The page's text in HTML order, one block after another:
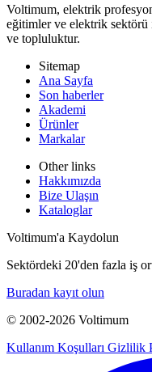
Voltimum, elektrik
eğitimler ve elektrik
ve topluluktur.
Sitemap
Ana Sayfa
Son haberler
Akademi
Ürünler
Markalar
Other links
Hakkımızda
Bize Ulaşın
Kataloglar
Voltimum'a Kaydolun
Sektördeki 20'den fazla iş
Buradan kayıt olun
© 2002-2026 Voltimum
Kullanım Koşulları Gizlilik